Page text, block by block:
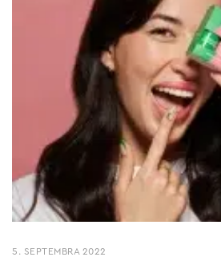
5. SEPTEMBRA 2022